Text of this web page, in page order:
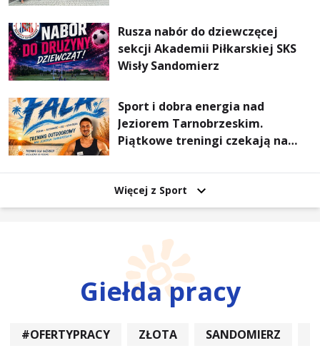
Rusza nabór do dziewczęcej
sekcji Akademii Piłkarskiej SKS
Wisły Sandomierz
Sport i dobra energia nad
Jeziorem Tarnobrzeskim.
Piątkowe treningi czekają na
Więcej z Sport
Giełda pracy
#OFERTYPRACY ZŁOTA SANDOMIERZ